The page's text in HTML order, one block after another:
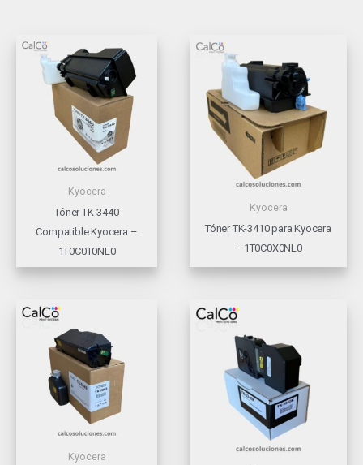
Kyocera
Tóner TK-3440
Compatible Kyocera –
1T0C0T0NL0
Kyocera
Tóner TK-3410 para Kyocera
– 1T0C0X0NL0
Kyocera